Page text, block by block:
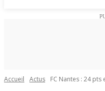
Accueil Actus FC Nantes : 24 pts